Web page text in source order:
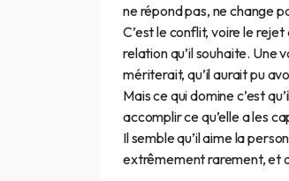
ne répond pas, ne change
C’est le conflit, voire le
relation qu’il souhaite. Une
mériterait, qu’il aurait pu
Mais ce qui domine c’est
accomplir ce qu’elle a les
Il semble qu’il aime la
extrêmement rarement, et